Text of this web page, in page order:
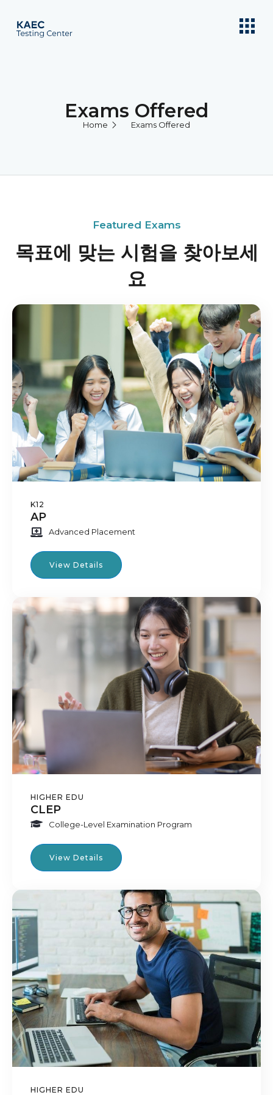
Exams Offered
Home Exams Offered
Featured Exams
목표에 맞는 시험을 찾아보세
요
K12
AP
Advanced Placement
View Details
HIGHER EDU
CLEP
College-Level Examination Program
View Details
HIGHER EDU